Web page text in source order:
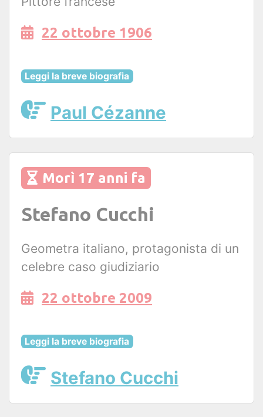
22 ottobre 1906
Leggi la breve biografia
Paul Cézanne
Morì 17 anni fa
Stefano Cucchi
Geometra italiano, protagonista di un
celebre caso giudiziario
22 ottobre 2009
Leggi la breve biografia
Stefano Cucchi